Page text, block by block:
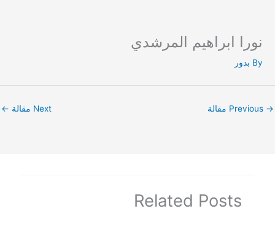
Skip
content
نورا ابراهيم المرشدي
By بدور
→ Next مقالة ←
Related Posts